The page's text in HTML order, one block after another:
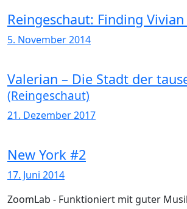
Reingeschaut: Finding
5. November 2014
Valerian – Die Stadt der
(Reingeschaut)
21. Dezember 2017
New York #2
17. Juni 2014
ZoomLab - Funktioniert mit guter